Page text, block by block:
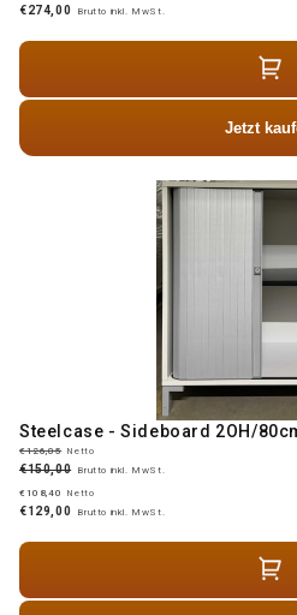
€274,00 Brutto inkl. MwSt.
Jetzt
Steelcase - Sideboard 2OH/
€126,05 Netto
€150,00 Brutto inkl. MwSt.
€108,40
Netto
€129,00 Brutto inkl. MwSt.